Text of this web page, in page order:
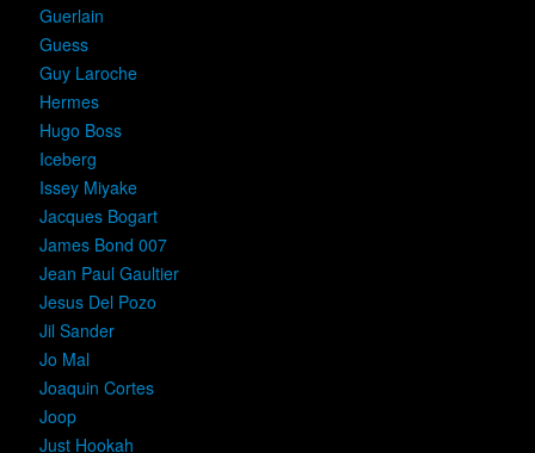
Guerlain
Guess
Guy Laroche
Hermes
Hugo Boss
Iceberg
Issey Miyake
Jacques Bogart
James Bond 007
Jean Paul Gaultier
Jesus Del Pozo
Jil Sander
Jo Mal
Joaquin Cortes
Joop
Just Hookah